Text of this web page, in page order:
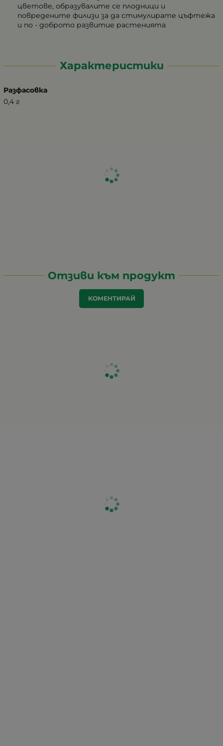
цветове, образувалите се плодници и
повредените филизи за да стимулирате цъфтежа
и по - доброто развитие растенията
Характеристики
Разфасовка
0,4 г
Отзиви към продукт
КОМЕНТИРАЙ